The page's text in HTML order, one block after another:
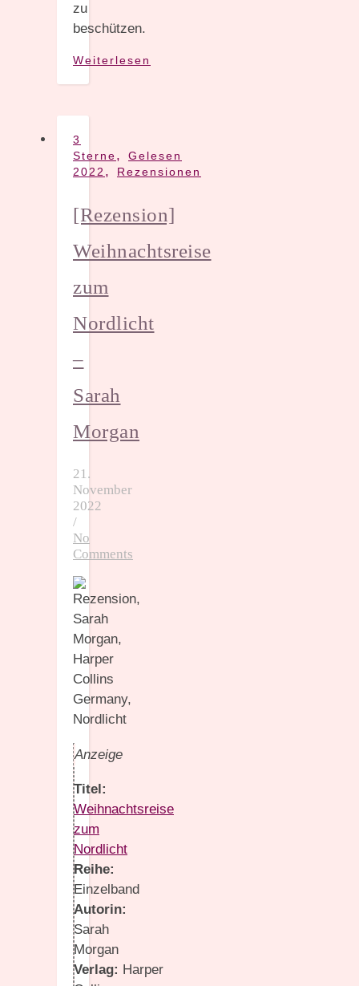
zu
beschützen.
Weiterlesen
3
Sterne, Gelesen
2022 , Rezensionen
[Rezension]
Weihnachtsreise
zum
Nordlicht
–
Sarah
Morgan
21.
November
2022
/
No
Comments
Anzeige
Titel:
Weihnachtsreise
zum
Nordlicht
Reihe:
Einzelband
Autorin:
Sarah
Morgan
Verlag: Harper